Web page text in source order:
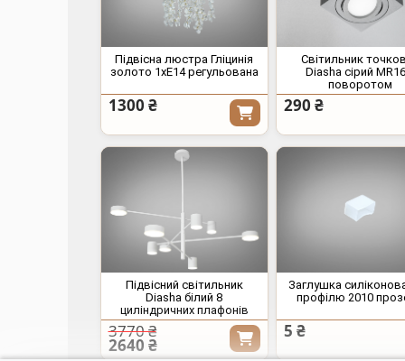
Підвісна люстра Гліцинія
золото 1xE14 регульована
1300 ₴
Світильник
Diasha сірий
поворотом
290 ₴
Підвісний світильник
Diasha білий 8
циліндричних плафонів
3770 ₴
2640 ₴
Заглушка
профілю 2010
5 ₴